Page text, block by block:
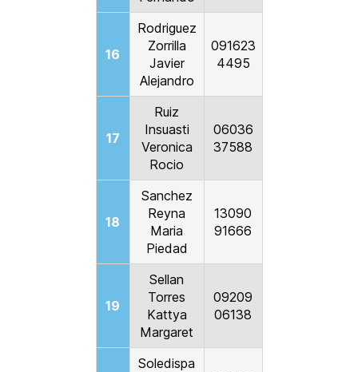
16
Rodriguez
Zorrilla
Javier
Alejandro
091623
4495
17
Ruiz
Insuasti
Veronica
Rocio
06036
37588
18
Sanchez
Reyna
Maria
Piedad
13090
91666
19
Sellan
Torres
Kattya
Margaret
09209
06138
Soledispa